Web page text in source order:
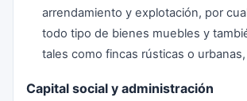
arrendamiento y explotación, por
todo tipo de bienes muebles y
tales como fincas rústicas o
Capital social y administración